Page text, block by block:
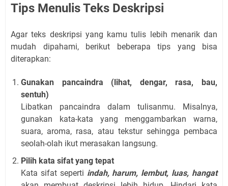
Tips Menulis Teks Deskripsi
Agar teks deskripsi yang kamu tulis lebih menarik dan
mudah dipahami, berikut beberapa tips yang bisa
diterapkan:
Gunakan pancaindra (lihat, dengar, rasa, bau,
sentuh)
Libatkan pancaindra dalam tulisanmu. Misalnya,
gunakan kata-kata yang menggambarkan warna,
suara, aroma, rasa, atau tekstur sehingga pembaca
seolah-olah ikut merasakan langsung.
Pilih kata sifat yang tepat
Kata sifat seperti indah, harum, lembut, luas, hangat